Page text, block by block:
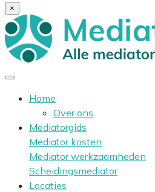
×
Home
Over ons
Mediatorgids
Mediator kosten
Mediator werkzaamheden
Scheidingsmediator
Locaties